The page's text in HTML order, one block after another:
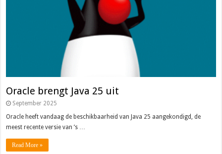
Oracle brengt Java 25 uit
September 2025
Oracle heeft vandaag de beschikbaarheid van Java 25 aangekondigd, de
meest recente versie van ’s …
Read More »